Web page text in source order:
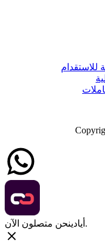
للاستقدام
أيادي نحن متصلون الآن.